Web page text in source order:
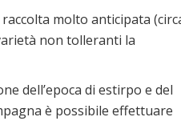
molto anticipata
non tolleranti la
dell’epoca di estirpo e del
è possibile effettuare